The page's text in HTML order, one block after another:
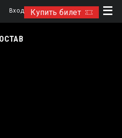
Купить билет
Вход